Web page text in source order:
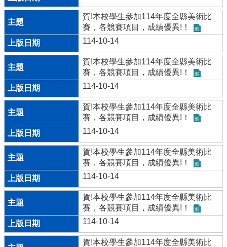
全
政
策
賀!本校學生參加114年度全縣美術比
賽，各競賽項目，成績優異!！
114-10-14
賀!本校學生參加114年度全縣美術比
賽，各競賽項目，成績優異!！
114-10-14
賀!本校學生參加114年度全縣美術比
賽，各競賽項目，成績優異!！
114-10-14
賀!本校學生參加114年度全縣美術比
賽，各競賽項目，成績優異!！
114-10-14
賀!本校學生參加114年度全縣美術比
賽，各競賽項目，成績優異!！
114-10-14
賀!本校學生參加114年度全縣美術比